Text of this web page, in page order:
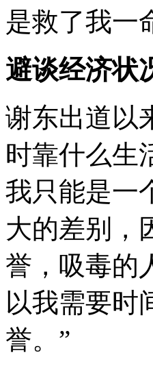
是救了我一
避谈经济状
谢东出道以
时靠什么生
我只能是一
大的差别，
誉，吸毒的
以我需要时
誉。”